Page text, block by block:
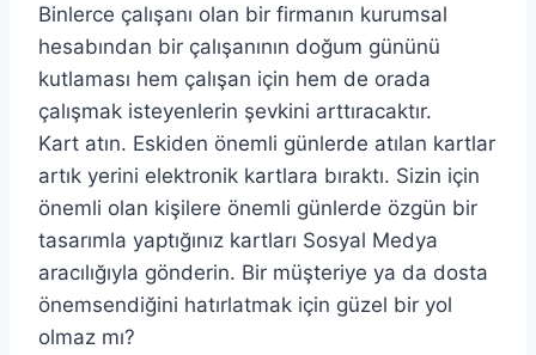
Binlerce çalışanı olan bir firmanın kurumsal
hesabından bir çalışanının doğum gününü
kutlaması hem çalışan için hem de orada
çalışmak isteyenlerin şevkini arttıracaktır.
Kart atın. Eskiden önemli günlerde atılan kartlar
artık yerini elektronik kartlara bıraktı. Sizin için
önemli olan kişilere önemli günlerde özgün bir
tasarımla yaptığınız kartları Sosyal Medya
aracılığıyla gönderin. Bir müşteriye ya da dosta
önemsendiğini hatırlatmak için güzel bir yol
olmaz mı?